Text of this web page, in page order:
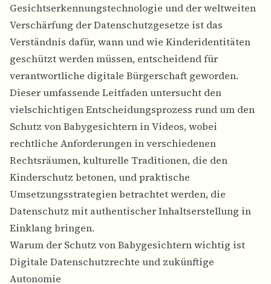
Gesichtserkennungstechnologie und der weltweiten
Verschärfung der Datenschutzgesetze ist das
Verständnis dafür, wann und wie Kinderidentitäten
geschützt werden müssen, entscheidend für
verantwortliche digitale Bürgerschaft geworden.
Dieser umfassende Leitfaden untersucht den
vielschichtigen Entscheidungsprozess rund um den
Schutz von Babygesichtern in Videos, wobei
rechtliche Anforderungen in verschiedenen
Rechtsräumen, kulturelle Traditionen, die den
Kinderschutz betonen, und praktische
Umsetzungsstrategien betrachtet werden, die
Datenschutz mit authentischer Inhaltserstellung in
Einklang bringen.
Warum der Schutz von Babygesichtern wichtig ist
Digitale Datenschutzrechte und zukünftige
Autonomie